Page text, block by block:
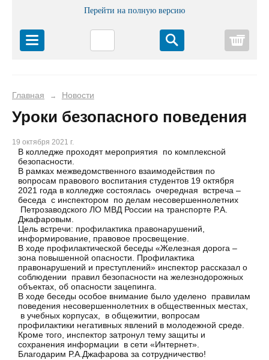
Перейти на полную версию
Главная → Новости
Уроки безопасного поведения
19 октября 2021 г.
В колледже проходят мероприятия по комплексной
безопасности.
В рамках межведомственного взаимодействия по
вопросам правового воспитания студентов 19 октября
2021 года в колледже состоялась очередная встреча –
беседа с инспектором по делам несовершеннолетних
Петрозаводского ЛО МВД России на транспорте Р.А.
Джафаровым.
Цель встречи: профилактика правонарушений,
информирование, правовое просвещение.
В ходе профилактической беседы «Железная дорога –
зона повышенной опасности. Профилактика
правонарушений и преступлений» инспектор рассказал о
соблюдении правил безопасности на железнодорожных
объектах, об опасности зацепинга.
В ходе беседы особое внимание было уделено правилам
поведения несовершеннолетних в общественных местах,
в учебных корпусах, в общежитии, вопросам
профилактики негативных явлений в молодежной среде.
Кроме того, инспектор затронул тему защиты и
сохранения информации в сети «Интернет».
Благодарим Р.А.Джафарова за сотрудничество!